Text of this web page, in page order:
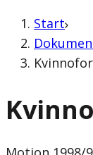
Start